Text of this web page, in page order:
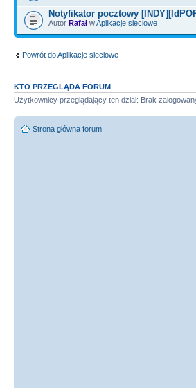
Notyfikator pocztowy
Autor Rafał wAplikacje sieciowe
Powrót do Aplikacje sieciowe
KTO PRZEGLĄDA FORUM
Użytkownicy przeglądający ten dział: Brak
Strona główna forum